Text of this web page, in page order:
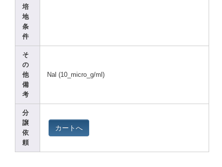
培
地
条
件
そ
の
他
備
考
Nal (10_micro_ g/ml)
分
譲
依
頼
カートへ